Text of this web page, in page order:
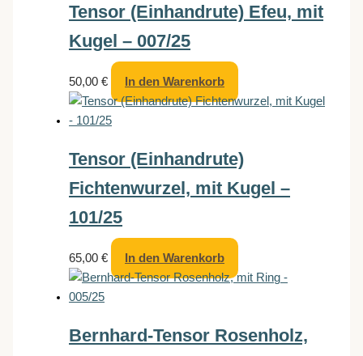
Tensor (Einhandrute) Efeu, mit
Kugel – 007/25
50,00€ In den Warenkorb
Tensor (Einhandrute)
Fichtenwurzel, mit Kugel –
101/25
65,00€ In den Warenkorb
Bernhard-Tensor Rosenholz,